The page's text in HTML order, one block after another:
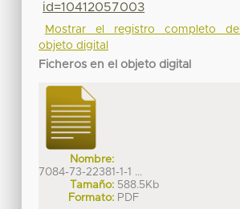
id=10412057003
Mostrar el registro completo del
objeto digital
Ficheros en el objeto digital
Nombre:
7084-73-22381-1-1 ...
Tamaño: 588.5Kb
Formato: PDF